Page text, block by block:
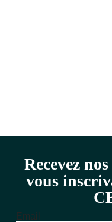
Recevez
vous
Email